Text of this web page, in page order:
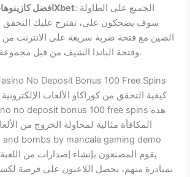
افضل كازينوهات القاهرة 1Xbet: الجميع على الطاولة
سوف يضحكون علي، نقترح عليك
الصين مع فتحة ضربة سريعة على الانترنت من
وفتحة الباندا الشيف من قبل مجموعة سكاي ويند.
No Deposit Bonus 100 Free Spins
كيفية التحقق من كوراكاو الألعاب
المكافأة مثالية لمحاولة الخروج من
بمبادرة منهم، يحصل اللاعبون على فرصة